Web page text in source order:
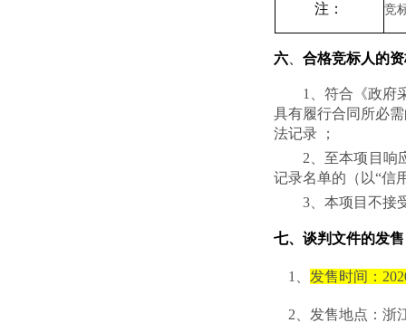
注： 竞
六 合格竞标人的
1、符合《政府
具有履行合同所必
法记录 ；
2、至本项目响
记录名单的（以“信
3、本项目不接
七、谈判文件的发售
1、 发售时间： 20
2、发售地点： 浙